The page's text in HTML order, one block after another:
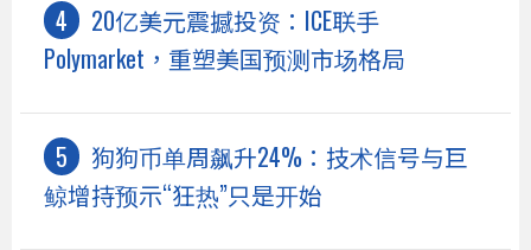
20亿美元震撼投资：ICE联手
Polymarket，重塑美国预测市场格局
狗狗币单周飙升24%：技术信号与巨
鲸增持预示“狂热”只是开始